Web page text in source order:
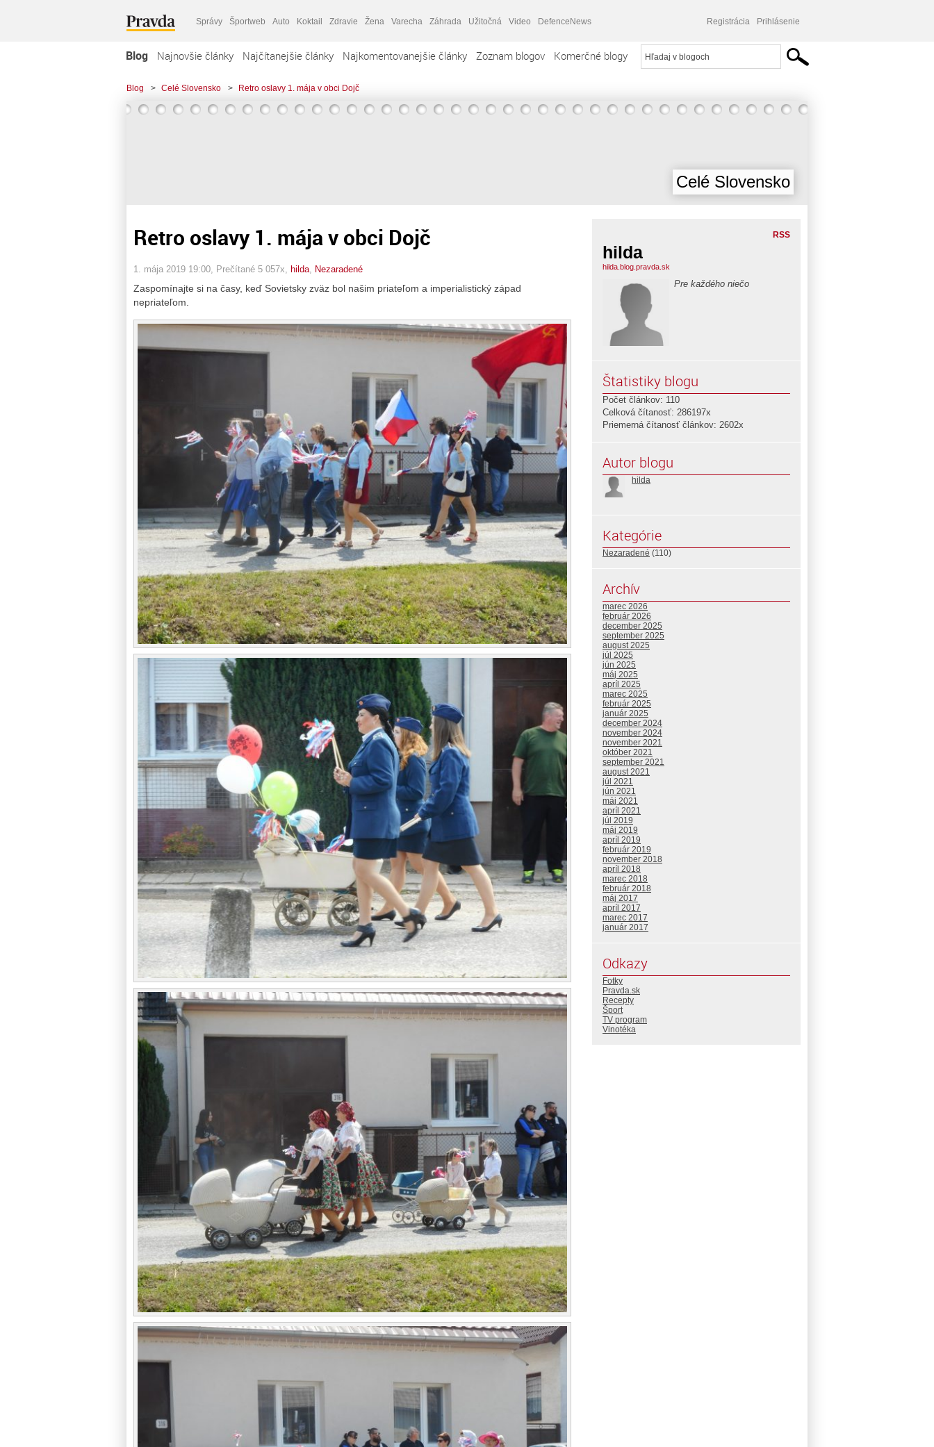
Správy Športweb Auto Koktail Zdravie Žena Varecha Záhrada Užitočná Video DefenceNews Registrácia Prihlásenie
Blog Najnovšie články Najčítanejšie články Najkomentovanejšie články Zoznam blogov Komerčné blogy
Blog > Celé Slovensko > Retro oslavy 1. mája v obci Dojč
Celé Slovensko
Retro oslavy 1. mája v obci Dojč
1. mája 2019 19:00 , Prečítané 5 057x, hilda Nezaradené
Zaspomínajte si na časy, keď Sovietsky zväz bol našim priateľom a imperialistický západ
nepriateľom.
RSS
hilda
hilda.blog.pravda.sk
Pre každého niečo
Štatistiky blogu
Počet článkov: 110
Celková čítanosť: 286197x
Priemerná čítanosť článkov: 2602x
Autor blogu
hilda
Kategórie
Nezaradené (110)
Archív
marec 2026
február 2026
december 2025
september 2025
august 2025
júl 2025
jún 2025
máj 2025
apríl 2025
marec 2025
február 2025
január 2025
december 2024
november 2024
november 2021
október 2021
september 2021
august 2021
júl 2021
jún 2021
máj 2021
apríl 2021
júl 2019
máj 2019
apríl 2019
február 2019
november 2018
apríl 2018
marec 2018
február 2018
máj 2017
apríl 2017
marec 2017
január 2017
Odkazy
Fotky
Pravda.sk
Recepty
Šport
TV program
Vinotéka